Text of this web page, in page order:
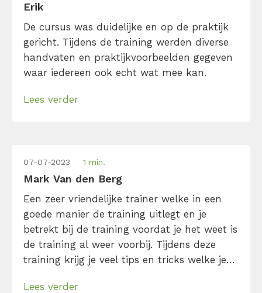
Erik
De cursus was duidelijke en op de praktijk
gericht. Tijdens de training werden diverse
handvaten en praktijkvoorbeelden gegeven
waar iedereen ook echt wat mee kan.
Lees verder
07-07-2023 1 min.
Mark Van den Berg
Een zeer vriendelijke trainer welke in een
goede manier de training uitlegt en je
betrekt bij de training voordat je het weet is
de training al weer voorbij. Tijdens deze
training krijg je veel tips en tricks welke je
Lees verder